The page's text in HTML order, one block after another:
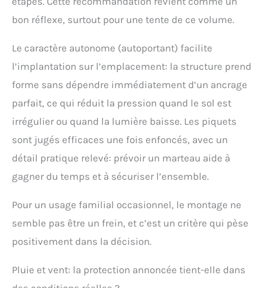
bon réflexe, surtout pour une tente de ce volume.
Le caractère autonome (autoportant) facilite
l’implantation sur l’emplacement: la structure prend
forme sans dépendre immédiatement d’un ancrage
parfait, ce qui réduit la pression quand le sol est
irrégulier ou quand la lumière baisse. Les piquets
sont jugés efficaces une fois enfoncés, avec un
détail pratique relevé: prévoir un marteau aide à
gagner du temps et à sécuriser l’ensemble.
Pour un usage familial occasionnel, le montage ne
semble pas être un frein, et c’est un critère qui pèse
positivement dans la décision.
Pluie et vent: la protection annoncée tient-elle dans